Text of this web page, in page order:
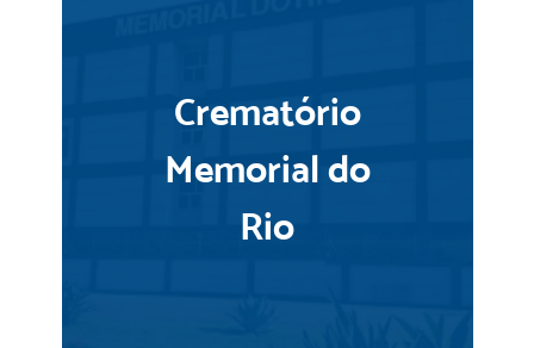
Crematório
Memorial do
Rio